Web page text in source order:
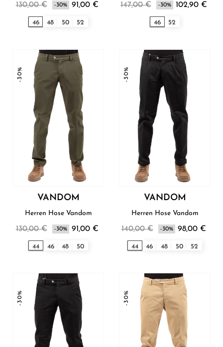
130,00 € -30% 91,00 €
46 48 50 52
147,00 € -30% 102,90 €
46 52
-30%
VANDOM
Herren Hose Vandom
130,00 € -30% 91,00 €
44 46 48 50
-30%
VANDOM
Herren Hose Vandom
140,00 € -30% 98,00 €
44 46 48 50 52
-30% -30%